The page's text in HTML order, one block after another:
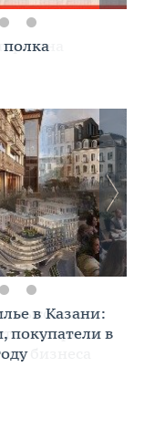
в Казани:
покупатели в